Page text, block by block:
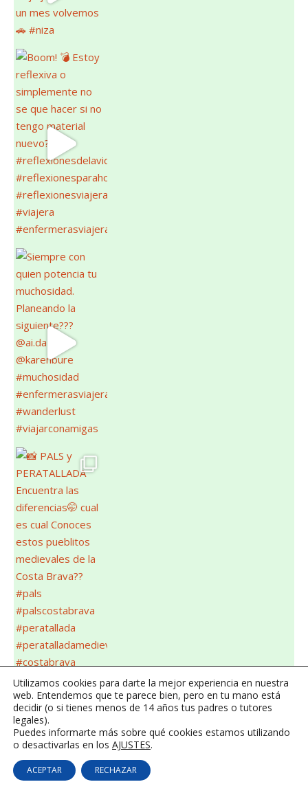
Utilizamos cookies para darte la mejor experiencia en nuestra
web. Entendemos que te parece bien, pero en tu mano está
decidir (o si tienes menos de 14 años tus padres o tutores
legales).
Puedes informarte más sobre qué cookies estamos utilizando
o desactivarlas en los AJUSTES.
ACEPTAR RECHAZAR